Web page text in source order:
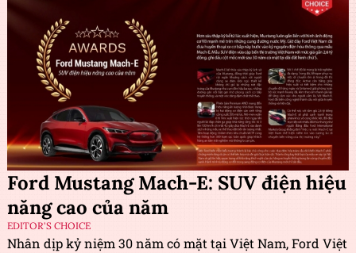
Ford Mustang Mach-E: SUV điện hiệu
năng cao của năm
EDITOR'S CHOICE
Nhân dịp kỷ niệm 30 năm có mặt tại Việt Nam, Ford Việt